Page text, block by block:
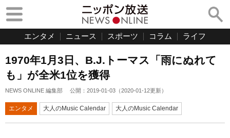
エンタメ ニュース スポーツ コラム ライフ
1970年1月3日、B.J.トーマス「雨にぬれて
も」が全米1位を獲得
NEWS ONLINE 編集部 公開： 2019-01-03 （2020-01-12更新）
エンタメ 大人のMusic Calendar 大人のMusic Calendar